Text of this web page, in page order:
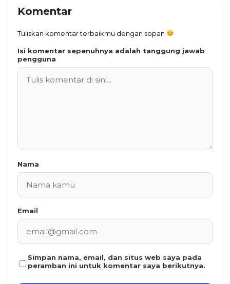
Komentar
Tuliskan komentar terbaikmu dengan sopan
Isi komentar sepenuhnya adalah tanggung jawab
pengguna
Nama
Email
Simpan nama, email, dan situs web saya pada
peramban ini untuk komentar saya berikutnya.